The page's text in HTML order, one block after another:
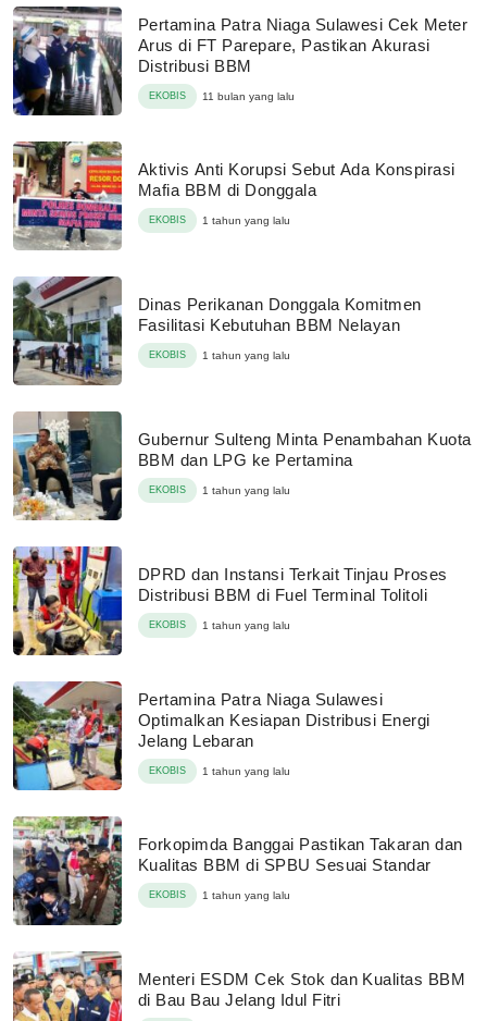
Pertamina Patra Niaga Sulawesi Cek Meter
Arus di FT Parepare, Pastikan Akurasi
Distribusi BBM
EKOBIS 11 bulan yang lalu
Aktivis Anti Korupsi Sebut Ada Konspirasi
Mafia BBM di Donggala
EKOBIS 1 tahun yang lalu
Dinas Perikanan Donggala Komitmen
Fasilitasi Kebutuhan BBM Nelayan
EKOBIS 1 tahun yang lalu
Gubernur Sulteng Minta Penambahan Kuota
BBM dan LPG ke Pertamina
EKOBIS 1 tahun yang lalu
DPRD dan Instansi Terkait Tinjau Proses
Distribusi BBM di Fuel Terminal Tolitoli
EKOBIS 1 tahun yang lalu
Pertamina Patra Niaga Sulawesi
Optimalkan Kesiapan Distribusi Energi
Jelang Lebaran
EKOBIS 1 tahun yang lalu
Forkopimda Banggai Pastikan Takaran dan
Kualitas BBM di SPBU Sesuai Standar
EKOBIS 1 tahun yang lalu
Menteri ESDM Cek Stok dan Kualitas BBM
di Bau Bau Jelang Idul Fitri